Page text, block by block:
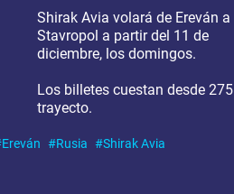
Shirak Avia volará de Ereván a
Stavropol a partir del 11 de
diciembre, los domingos.
Los billetes cuestan desde
trayecto.
Ereván Rusia Shirak Avia